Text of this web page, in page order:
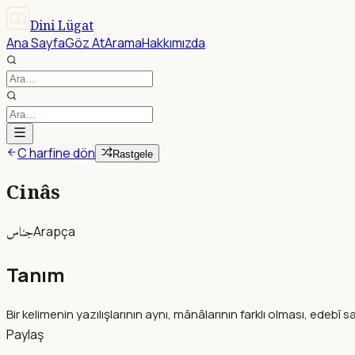
Dini Lügat
Ana SayfaGöz AtAramaHakkımızda
C harfine dön Rastgele
Cinâs
جناسArapça
Tanım
Bir kelimenin yazılışlarının aynı, mânâlarının farklı olması, edebî
Paylaş